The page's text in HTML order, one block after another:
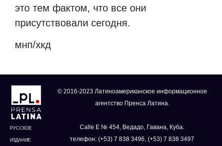
это тем фактом, что все они
присутствовали сегодня.
мнп/хкд
РУССКОЕ
ИЗДАНИЕ
© 2016-2023 Латиноамериканское информационное
агентство Пренса Латина.
Calle E № 454, Ведадо, Гавана, Куба.
телефон: (+53) 7 838 3496, (+53) 7 838 3497